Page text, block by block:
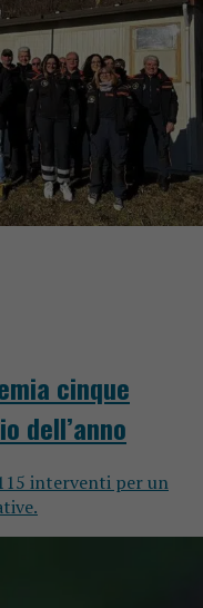
cinque
dell’anno
interventi per un